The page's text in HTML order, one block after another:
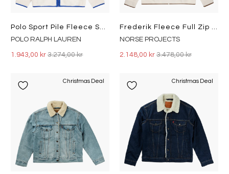
POLO RALPH LAUREN
1.943,00 kr3.274,00 kr
NORSE PROJECTS
2.148,00 kr 3.478,00 kr
Christmas Deal Christmas Deal